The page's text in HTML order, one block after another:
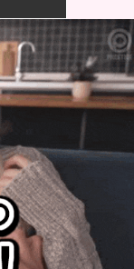
』が爆誕ｗｗ
結果ｗｗｗｗ
晒されるｗｗ
撮り770本撮
へ最終警告。
ある？他